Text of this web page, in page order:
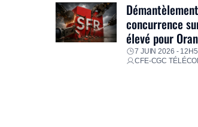
concurrence
élevé pour
7 JUIN 2026 -
CFE-CGC